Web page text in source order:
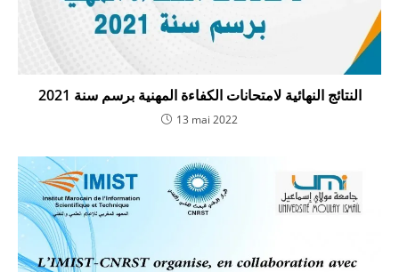
النتائج النهائية لامتحانات الكفاءة المهنية برسم سنة 2021
13 mai 2022